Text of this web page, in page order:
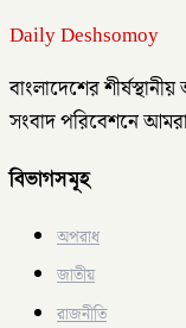
Daily Deshsomoy
বাংলাদেশের
সংবাদ পরিবেশনে আমরা
বিভাগসমূহ
অপরাধ
জাতীয়
রাজনীতি